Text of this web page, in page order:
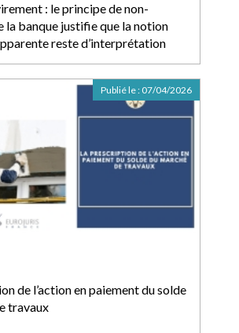
: le principe de non-
la banque justifie que la notion
reste d’interprétation
de l’action en paiement du solde
travaux
Publié le : 07/04/2026